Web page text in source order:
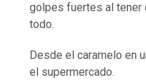
golpes fuertes al tener
todo.
Desde el caramelo en
el supermercado.